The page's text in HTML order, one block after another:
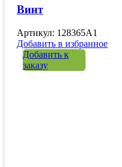
Винт
Артикул: 128365A1
Добавить в избранное
Добавить к
заказу